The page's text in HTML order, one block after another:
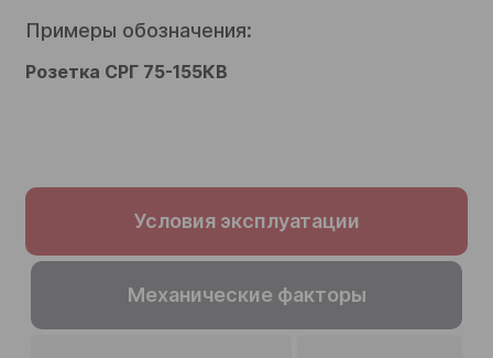
Примеры обозначения:
Розетка СРГ 75-155КВ
Условия эксплуатации
Механические факторы